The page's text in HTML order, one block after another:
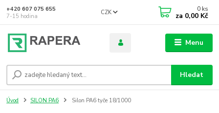
Menu
CZK
Hledat
+420 607 075 655
7-15 hodina
0 ks
za 0,00 Kč
Úvod SILON PA6 Silon PA6 tyče 18/1000